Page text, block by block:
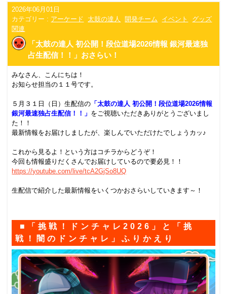
2026年06月01日
カテゴリー : アーケード 太鼓の達人 開発チーム イベント
グッズ
関連
「太鼓の達人 初公開！段位道場2026情報 銀河最速独
占生配信！！」おさらい！
みなさん、こんにちは！
お知らせ担当の１１号です。
５月３１日（日）生配信の 「太鼓の達人 初公開！段位道場2026情報
銀河最速独占生配信！！」 をご視聴いただきありがとうございまし
た！！
最新情報をお届けしましたが、楽しんでいただけたでしょうカッ♪
これから見るよ！という方はコチラからどうぞ！
今回も情報盛りだくさんでお届けしているので要必見！！
https://youtube.com/live/tcA2GjSo8UQ
生配信で紹介した最新情報をいくつかおさらいしていきます～！
■「挑戦！ドンチャレ2026」と「挑
戦！闇のドンチャレ」ふりかえり